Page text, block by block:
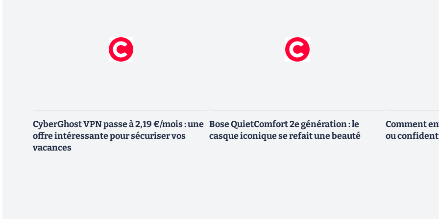
CyberGhost VPN passe à 2,19 €/mois : une
offre intéressante pour sécuriser vos
vacances
Bose QuietComfort 2e génération : le
casque iconique se refait une beauté
Comment
ou